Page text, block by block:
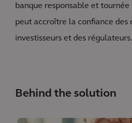
banque responsable et tournée
peut accroître la confiance des
investisseurs et des régulateurs.
Behind the solution